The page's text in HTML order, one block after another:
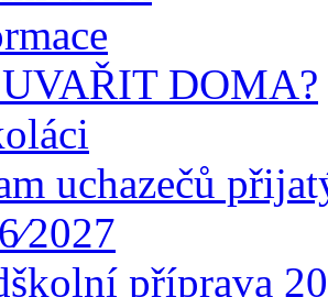
DOMA?
uchazečů
příprava